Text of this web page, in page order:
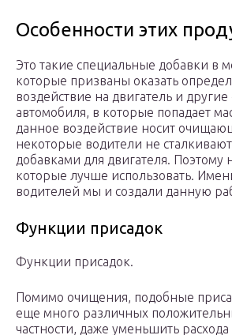
Особенности этих
Это такие специальные добавки в
которые призваны оказать
воздействие на двигатель и
автомобиля, в которые попадает
данное воздействие носит
некоторые водители не
добавками для двигателя. Поэтому
которые лучше использовать.
водителей мы и создали данную
Функции присадок
Функции присадок.
Помимо очищения, подобные
еще много различных
частности, даже уменьшить